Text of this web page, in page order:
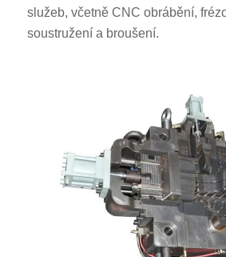
služeb, včetně CNC obrábění,
soustružení a broušení.